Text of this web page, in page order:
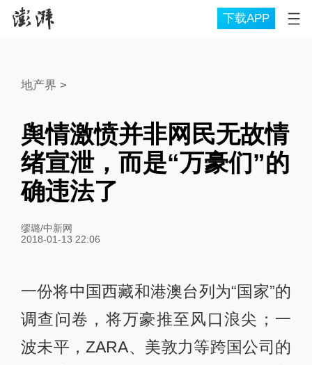
下载APP
地产界 >
舆情激愤并非网民无故情
绪宣泄，而是“万豪们”的
确违法了
缪璐/中新网
2018-01-13 22:06
一份将中国西藏和港澳台列为“国家”的
调查问卷，将万豪推至风口浪尖；一
波未平，ZARA、美敦力等跨国公司的